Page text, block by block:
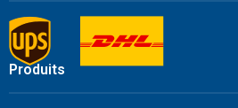
Produits